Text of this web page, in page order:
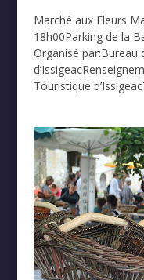
Marché aux Fleurs
18h00Parking de la
Organisé par:Bureau
Touristique